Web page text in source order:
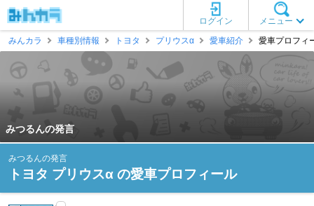
メニュー
ログイン
みんカラ
車種別情報 トヨタ プリウスα 愛車紹介 愛車プロフィ
みつるんの発言
みつるんの発言
トヨタ プリウスα の愛車プロフィール